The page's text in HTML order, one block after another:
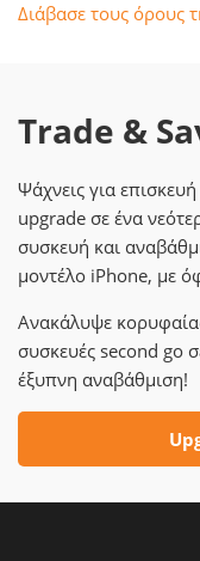
Διάβασε τους όρους
Trade &
Ψάχνεις για
upgrade σε ένα
συσκευή και
μοντέλο iPhone, με
Ανακάλυψε
συσκευές second go
έξυπνη αναβάθμιση!